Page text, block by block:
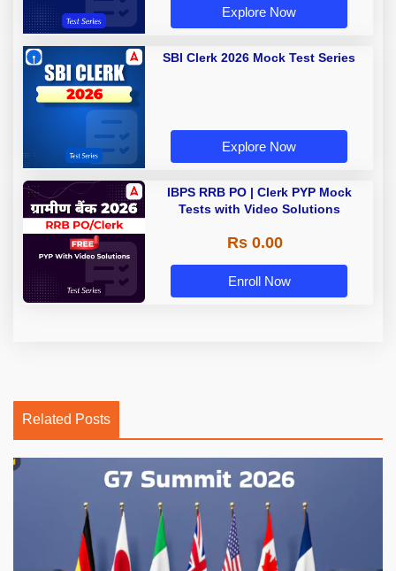
Explore Now
SBI Clerk 2026 Mock Test Series
Explore Now
IBPS RRB PO | Clerk PYP Mock
Tests with Video Solutions
Rs 0.00
Enroll Now
Related Posts